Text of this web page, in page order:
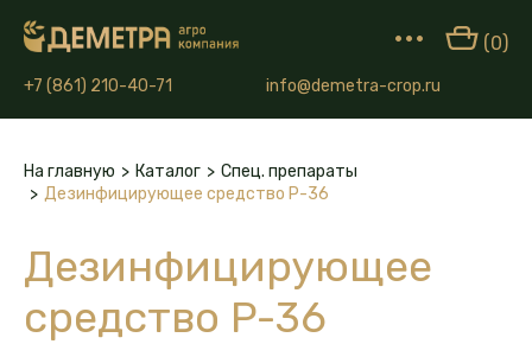
•••
+7 (861) 210-40-71 info@demetra-crop.ru
(0)
На главную > Каталог > Спец. препараты
> Дезинфицирующее средство P-36
Дезинфицирующее
средство P-36